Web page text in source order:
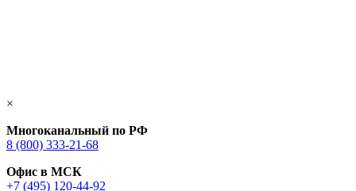
×
Многоканальный по РФ
8 (800) 333‑21-68
Офис в МСК
+7 (495) 120-44-92